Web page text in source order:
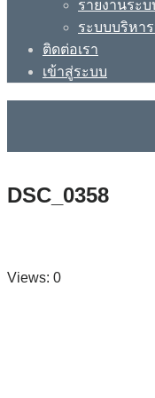
รายงานระ
ระบบบริหา
ติดต่อเรา
เข้าสู่ระบบ
DSC_0358
Views: 0